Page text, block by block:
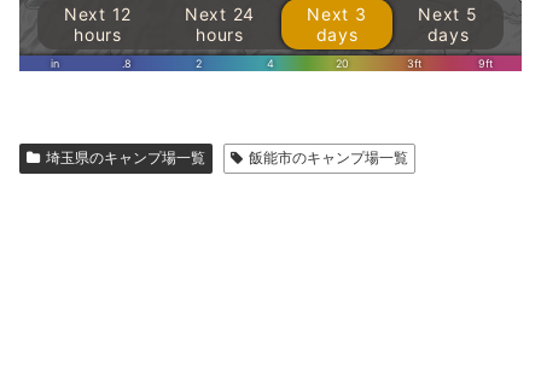
埼玉県のキャンプ場一覧 飯能市のキャンプ場一覧